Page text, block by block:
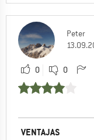
Peter
0 0
VENTAJAS